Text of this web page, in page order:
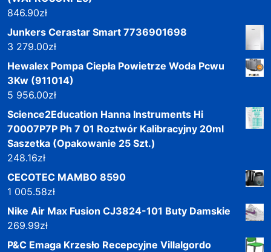
846.90zł
Junkers Cerastar Smart 7736901698
3 279.00zł
Hewalex Pompa Ciepła Powietrze Woda Pcwu
3Kw (911014)
5 956.00zł
Science2Education Hanna Instruments Hi
70007P7P Ph 7 01 Roztwór Kalibracyjny 20ml
Saszetka (Opakowanie 25 Szt.)
248.16zł
CECOTEC MAMBO 8590
1 005.58zł
Nike Air Max Fusion CJ3824-101 Buty Damskie
269.99zł
P&C Emaga Krzesło Recepcyjne Villalgordo